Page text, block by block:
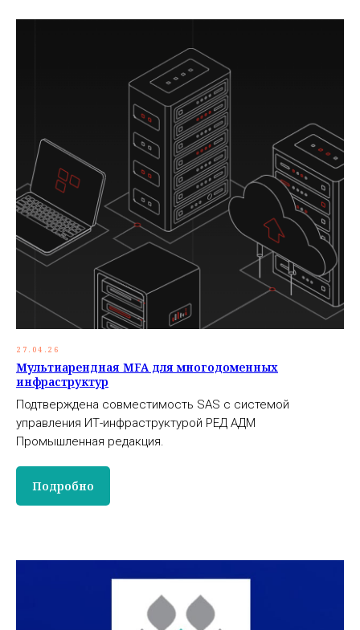
27.04.26
Мультиарендная MFA для многодоменных
инфраструктур
Подтверждена совместимость SAS с системой
управления ИТ-инфраструктурой РЕД АДМ
Промышленная редакция.
Подробно